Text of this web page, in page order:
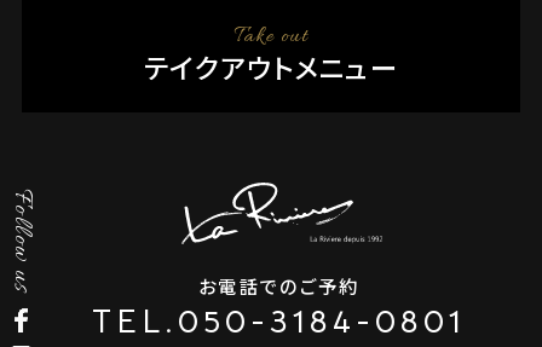
Take out
テイクアウトメニュー
お電話でのご予約
TEL. 050-3184-0801
Follow us